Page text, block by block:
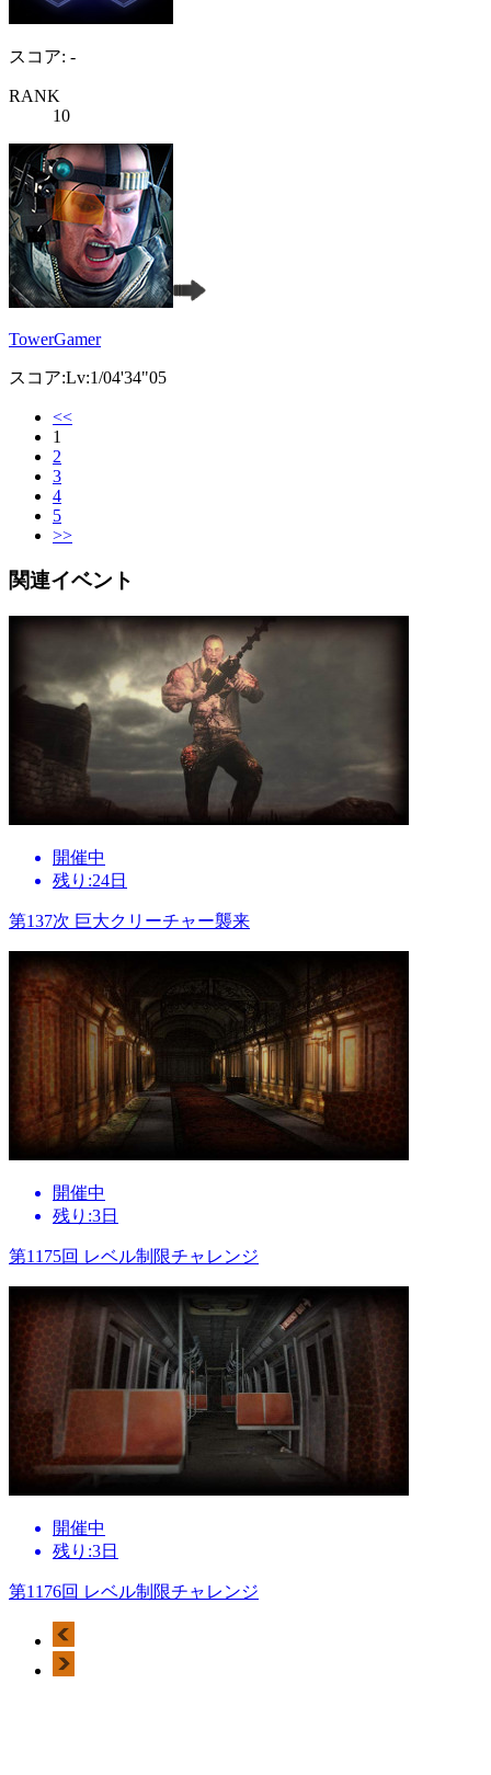
スコア: -
RANK
10
TowerGamer
スコア:Lv:1/04'34"05
<<
1
2
3
4
5
>>
関連イベント
開催中
残り:24日
第137次 巨大クリーチャー襲来
開催中
残り:3日
第1175回 レベル制限チャレンジ
開催中
残り:3日
第1176回 レベル制限チャレンジ